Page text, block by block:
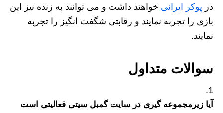
در پوکر ایرانی خواهند داشت و می توانند به زنده نیز این
بازی را تجربه نمایند و رقابتی شگفت انگیز را تجربه
نمایند.
سوالات متداول
آیا زیرمجموعه گیری در سایت گمبل سیتی فعالیتی است